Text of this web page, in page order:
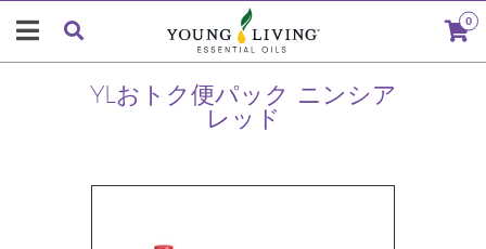
0
YLおトク便パック ニンシア
レッド